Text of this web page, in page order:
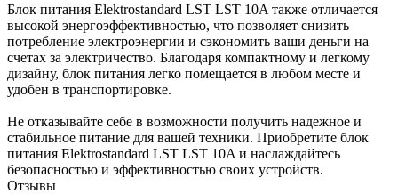
Блок питания Elektrostandard LST LST 10A также отличается
высокой энергоэффективностью, что позволяет снизить
потребление электроэнергии и сэкономить ваши деньги на
счетах за электричество. Благодаря компактному и легкому
дизайну, блок питания легко помещается в любом месте и
удобен в транспортировке.
Не отказывайте себе в возможности получить надежное и
стабильное питание для вашей техники. Приобретите блок
питания Elektrostandard LST LST 10A и наслаждайтесь
безопасностью и эффективностью своих устройств.
Отзывы